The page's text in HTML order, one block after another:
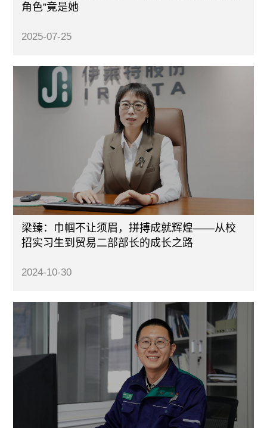
角色”竟是她
2025-07-25
梁臻：巾帼不让须眉，拼搏成就辉煌——从校
招实习生到贸易二部部长的成长之路
2024-10-30